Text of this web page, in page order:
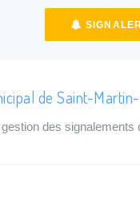
de Saint-
des signalements